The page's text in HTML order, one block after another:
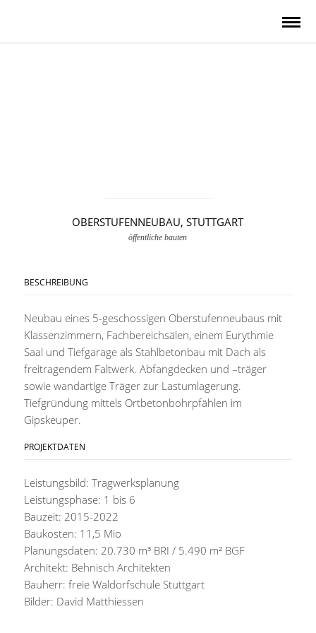
OBERSTUFENNEUBAU, STUTTGART
öffentliche bauten
BESCHREIBUNG
Neubau eines 5-geschossigen Oberstufenneubaus mit
Klassenzimmern, Fachbereichsälen, einem Eurythmie
Saal und Tiefgarage als Stahlbetonbau mit Dach als
freitragendem Faltwerk. Abfangdecken und –träger
sowie wandartige Träger zur Lastumlagerung.
Tiefgründung mittels Ortbetonbohrpfählen im
Gipskeuper.
PROJEKTDATEN
Leistungsbild: Tragwerksplanung
Leistungsphase: 1 bis 6
Bauzeit: 2015-2022
Baukosten: 11,5 Mio
Planungsdaten: 20.730 m³ BRI / 5.490 m² BGF
Architekt: Behnisch Architekten
Bauherr: freie Waldorfschule Stuttgart
Bilder: David Matthiessen